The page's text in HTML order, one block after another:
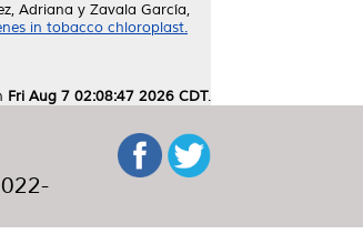
Adriana y Zavala García,
in tobacco chloroplast.
Fri Aug 7 02:08:47 2026 CDT.